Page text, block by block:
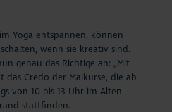
Yoga entspannen, können
wenn sie kreativ sind.
genau das Richtige an: „Mit
das Credo der Malkurse, die ab
von 10 bis 13 Uhr im Alten
stattfinden.